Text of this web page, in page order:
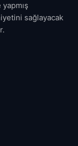
sağlayacak